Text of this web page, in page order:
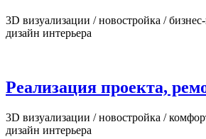
3D визуализации / новостройка /
дизайн интерьера
Реализация проекта,
3D визуализации / новостройка /
дизайн интерьера